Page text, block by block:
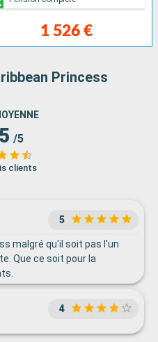
1 526 €
Princess
/5
clients
5
malgré qu'il soit pas l'un
Que ce soit pour la
4